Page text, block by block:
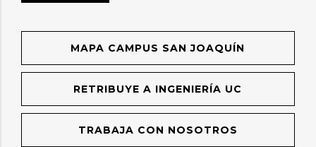
MAPA CAMPUS SAN JOAQUÍN
RETRIBUYE A INGENIERÍA UC
TRABAJA CON NOSOTROS